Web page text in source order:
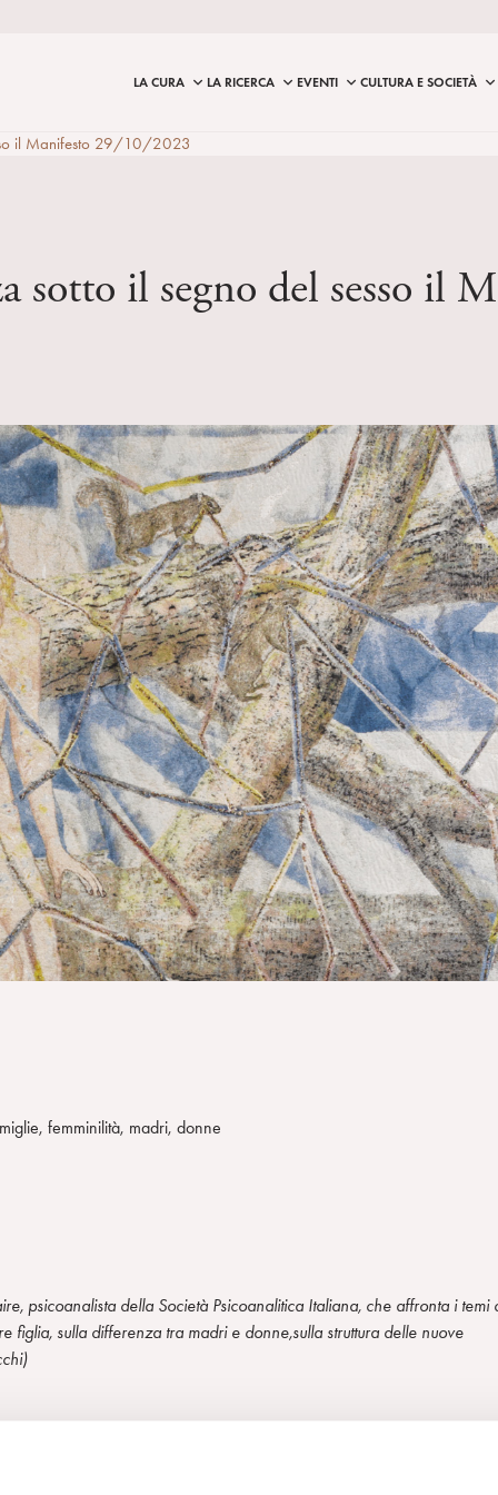
LA CURA LA RICERCA EVENTI CULTURA E SOCIETÀ
il Manifesto 29/10/2023
sotto il segno del sesso il
femminilità, madri, donne
psicoanalista della Società Psicoanalitica Italiana, che affronta i temi
figlia, sulla differenza tra madri e donne,sulla struttura delle nuove